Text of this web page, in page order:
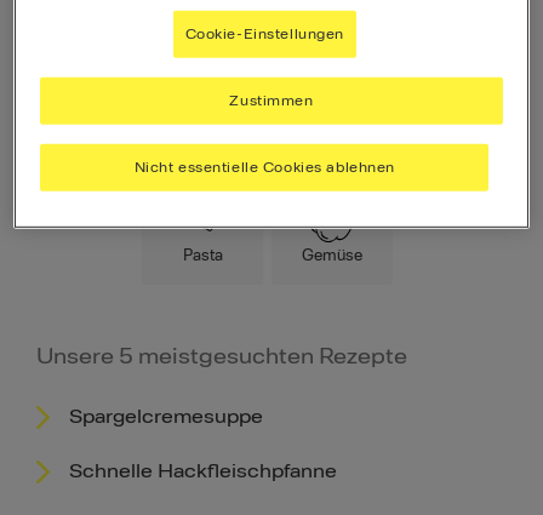
Hauptspeise Fleisch Low Carb
Pasta Gemüse
Unsere 5 meistgesuchten Rezepte
Spargelcremesuppe
Schnelle Hackfleischpfanne
Cookie-Einstellungen
Nicht essentielle Cookies ablehnen
Zustimmen